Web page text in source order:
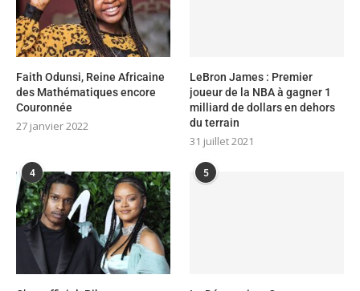
Faith Odunsi, Reine Africaine
des Mathématiques encore
Couronnée
27 janvier 2022
LeBron James : Premier
joueur de la NBA à gagner 1
milliard de dollars en dehors
du terrain
31 juillet 2021
4 5